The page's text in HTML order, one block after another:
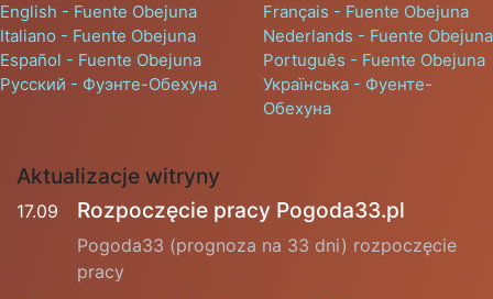
English - Fuente Obejuna
Français - Fuente Obejuna
Italiano - Fuente Obejuna
Nederlands - Fuente Obejuna
Español - Fuente Obejuna
Português - Fuente Obejuna
Русский - Фуэнте-Обехуна
Українська - Фуенте-
Обехуна
Aktualizacje witryny
17.09 Rozpoczęcie pracy Pogoda33.pl
Pogoda33 (prognoza na 33 dni) rozpoczęcie
pracy